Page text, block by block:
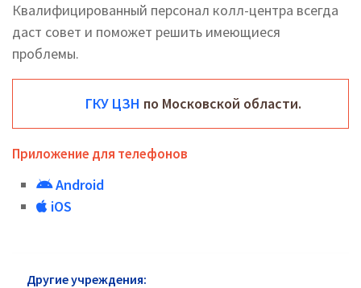
Квалифицированный персонал колл-центра всегда
даст совет и поможет решить имеющиеся
проблемы.
ГКУ ЦЗН по Московской области.
Приложение для телефонов
Android
iOS
Другие учреждения: